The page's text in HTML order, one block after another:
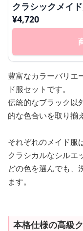
クラシックメイ
¥4,720
豊富なカラーバリエ
ド服セットです。
伝統的なブラック以
的な色合いを取り揃
それぞれのメイド服
クラシカルなシルエ
どの色を選んでも、
ます。
本格仕様の高級